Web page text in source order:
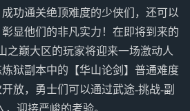
功通关绝顶难度的少侠们，还可以
显他们的非凡实力！在即将到来的
之巅大区的玩家将迎来一场激动人
狱副本中的【华山论剑】普通难度
放，勇士们可以通过武途-挑战-副
迎接严峻的考验。